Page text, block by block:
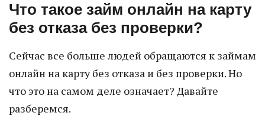
Что такое займ онлайн на карту
без отказа без проверки?
Сейчас все больше людей обращаются к займам
онлайн на карту без отказа и без проверки. Но
что это на самом деле означает? Давайте
разберемся.